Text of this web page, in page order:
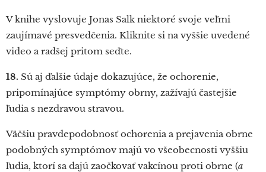
V knihe vyslovuje Jonas Salk niektoré svoje veľmi
zaujímavé presvedčenia. Kliknite si na vyššie uvedené
video a radšej pritom seďte.
18. Sú aj ďalšie údaje dokazujúce, že ochorenie,
pripomínajúce symptómy obrny, zažívajú častejšie
ľudia s nezdravou stravou.
Väčšiu pravdepodobnosť ochorenia a prejavenia obrne
podobných symptómov majú vo všeobecnosti vyššiu
ľudia, ktorí sa dajú zaočkovať vakcínou proti obrne (a